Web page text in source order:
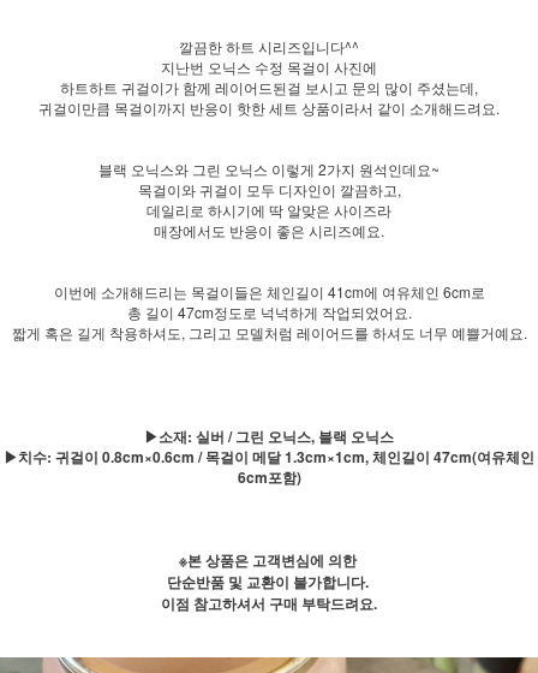
깔끔한 하트 시리즈입니다^^
지난번 오닉스 수정 목걸이 사진에
하트하트 귀걸이가 함께 레이어드된걸 보시고 문의 많이 주셨는데,
귀걸이만큼 목걸이까지 반응이 핫한 세트 상품이라서 같이 소개해드려요.
블랙 오닉스와 그린 오닉스 이렇게 2가지 원석인데요~
목걸이와 귀걸이 모두 디자인이 깔끔하고,
데일리로 하시기에 딱 알맞은 사이즈라
매장에서도 반응이 좋은 시리즈예요.
이번에 소개해드리는 목걸이들은 체인길이 41cm에 여유체인 6cm로
총 길이 47cm정도로 넉넉하게 작업되었어요.
짧게 혹은 길게 착용하셔도, 그리고 모델처럼 레이어드를 하셔도 너무 예쁠거예요.
▶소재: 실버 / 그린 오닉스, 블랙 오닉스
▶치수: 귀걸이 0.8cm×0.6cm / 목걸이 메달 1.3cm×1cm, 체인길이 47cm(여유체인
6cm포함)
※본 상품은 고객변심에 의한
단순반품 및 교환이 불가합니다.
이점 참고하셔서 구매 부탁드려요.